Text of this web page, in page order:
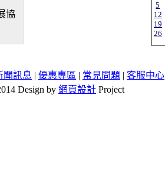
協
5
12
19
26
聞訊息 | 優惠專區 | 常見問題 | 客服中心
Design by 網頁設計 Project